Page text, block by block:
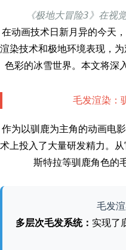
《极地大冒险3》在视
在动画技术日新月异的今天
渲染技术和极地环境表现，
色彩的冰雪世界。本文将深
毛发渲染：
作为以驯鹿为主角的动画电
术上投入了大量研发精力。
斯特拉等驯鹿角色的
毛发
多层次毛发系统： 实现了